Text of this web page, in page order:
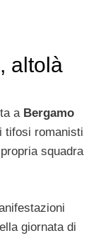
altolà
a Bergamo
tifosi romanisti
squadra
giornata di